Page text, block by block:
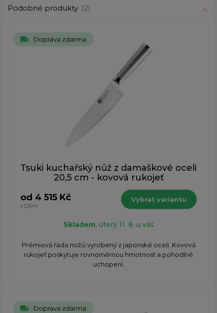
Podobné produkty (2)
Doprava zdarma
Tsuki kuchařský nůž z damaškové oceli
20,5 cm - kovová rukojeť
od 4 515 Kč
s DPH
Vybrat variantu
Skladem, úterý 11. 8. u vás
Prémiová řada nožů vyrobený z japonské oceli. Kovová
rukojeť poskytuje rovnoměrnou hmotnost a pohodlné
uchopení.
Doprava zdarma